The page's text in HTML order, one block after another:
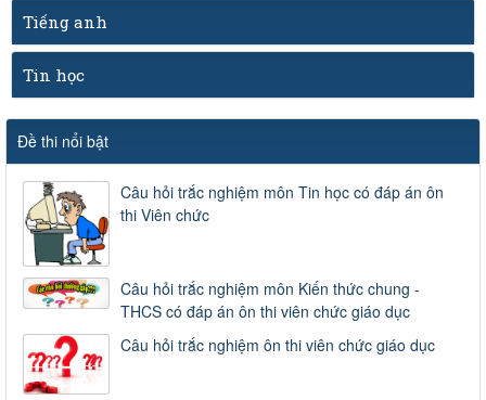
Tiếng anh
Tin học
Đề thi nổi bật
Câu hỏi trắc nghiệm môn Tin học có đáp án ôn
thi Viên chức
Câu hỏi trắc nghiệm môn Kiến thức chung -
THCS có đáp án ôn thi viên chức giáo dục
Câu hỏi trắc nghiệm ôn thi viên chức giáo dục